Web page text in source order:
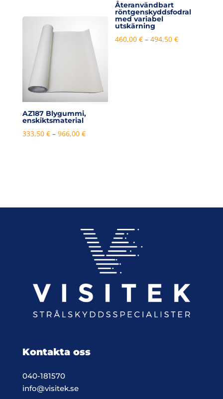
Återanvändbart
röntgenskyddsfodral
med variabel
utskärning
460,00€ – 494,50€Prisintervall:
AZ187 Blygummi,
enskiktsmaterial
333,50 € – 966,00 €Prisintervall:
Kontakta oss
040-181570
info@visitek.se